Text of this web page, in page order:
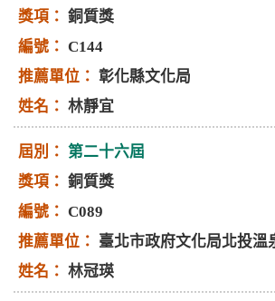
銅質獎
C144
彰化縣文化局
林靜宜
第二十六屆
銅質獎
C089
臺北市政府文化局北投溫
林冠瑛